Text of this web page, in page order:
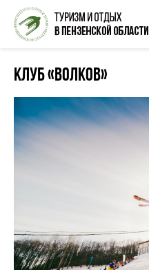
Клуб «Волков»